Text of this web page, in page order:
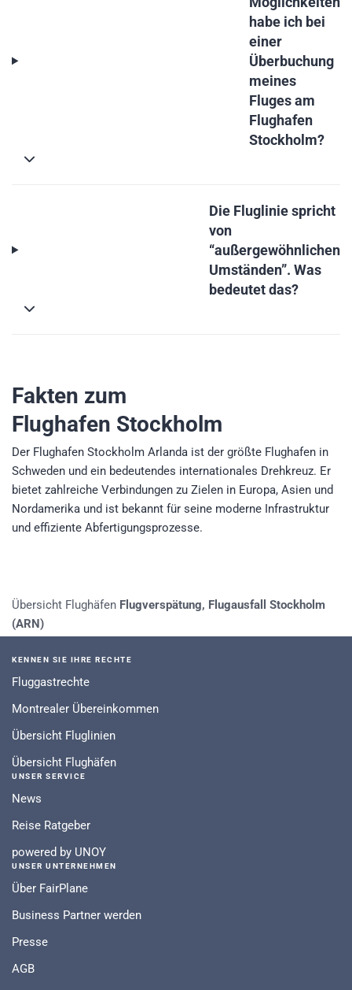
habe ich bei
einer
Überbuchung
meines
Fluges am
Flughafen
Stockholm?
Die Fluglinie spricht
von
“außergewöhnlichen
Umständen”. Was
bedeutet das?
Fakten zum
Flughafen Stockholm
Der Flughafen Stockholm Arlanda ist der größte Flughafen in
Schweden und ein bedeutendes internationales Drehkreuz. Er
bietet zahlreiche Verbindungen zu Zielen in Europa, Asien und
Nordamerika und ist bekannt für seine moderne Infrastruktur
und effiziente Abfertigungsprozesse.
Übersicht Flughäfen Flugverspätung, Flugausfall Stockholm
(ARN)
KENNEN SIE IHRE RECHTE
Fluggastrechte
Montrealer Übereinkommen
Übersicht Fluglinien
Übersicht Flughäfen
UNSER SERVICE
News
Reise Ratgeber
powered by UNOY
UNSER UNTERNEHMEN
Über FairPlane
Business Partner werden
Presse
AGB